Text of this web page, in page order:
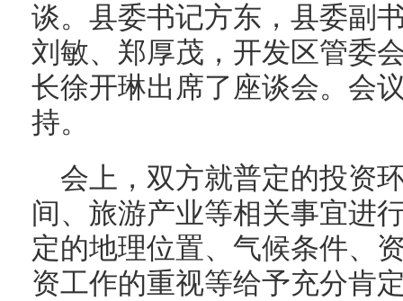
谈。县委书记方东，县委副
刘敏、郑厚茂，开发区管委
长徐开琳出席了座谈会。会
持。
会上，双方就普定的投资
间、旅游产业等相关事宜进
定的地理位置、气候条件、
资工作的重视等给予充分肯